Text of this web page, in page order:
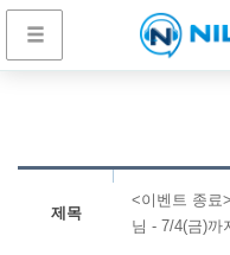
제목
<이벤트 종료
님 - 7/4(금)까